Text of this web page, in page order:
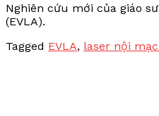
Nghiên cứu mới của giáo
(EVLA).
Tagged EVLA, laser nội